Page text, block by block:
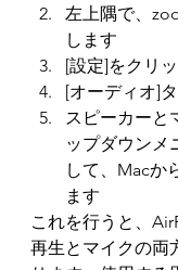
左上隅で、
します
[設定]をクリ
[オーディオ]
スピーカーと
ップダウンメ
して、Macか
ます
これを行うと、
再生とマイクの両